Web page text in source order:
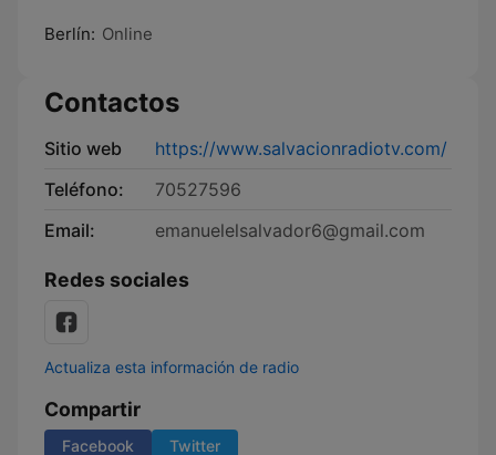
Berlín: Online
Contactos
Sitio web
https://www.salvacionradiotv.com/
Teléfono:
70527596
Email:
emanuelelsalvador6@gmail.com
Redes sociales
Actualiza esta información de radio
Compartir
Facebook Twitter